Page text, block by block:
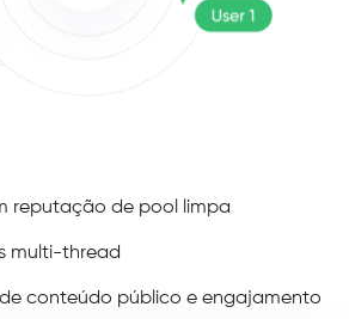
reputação de pool limpa
multi-thread
conteúdo público e engajamento